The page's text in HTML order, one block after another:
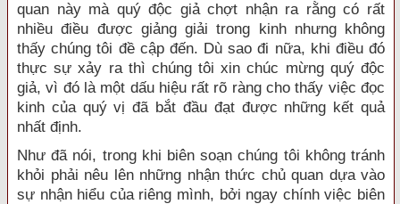
quan này mà quý độc giả chợt nhận ra rằng có rất
nhiều điều được giảng giải trong kinh nhưng không
thấy chúng tôi đề cập đến. Dù sao đi nữa, khi điều đó
thực sự xảy ra thì chúng tôi xin chúc mừng quý độc
giả, vì đó là một dấu hiệu rất rõ ràng cho thấy việc đọc
kinh của quý vị đã bắt đầu đạt được những kết quả
nhất định.
Như đã nói, trong khi biên soạn chúng tôi không tránh
khỏi phải nêu lên những nhận thức chủ quan dựa vào
sự nhận hiểu của riêng mình, bởi ngay chính việc biên